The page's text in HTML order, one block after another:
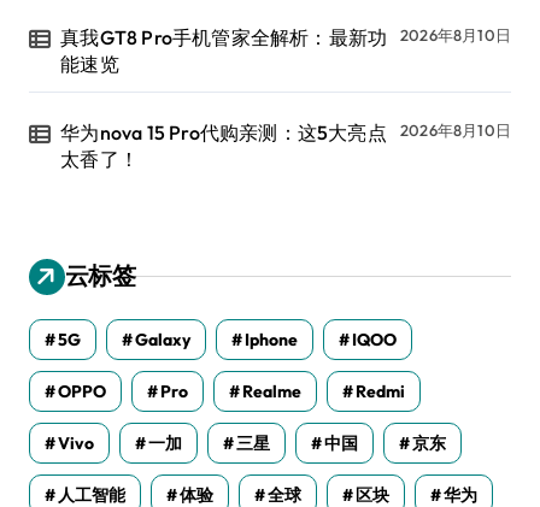
真我GT8 Pro手机管家全解析：最新功
能速览
2026年8月10日
华为nova 15 Pro代购亲测：这5大亮点
太香了！
2026年8月10日
云标签
5G Galaxy Iphone IQOO
OPPO Pro Realme Redmi
Vivo 一加 三星 中国 京东
人工智能 体验 全球 区块 华为